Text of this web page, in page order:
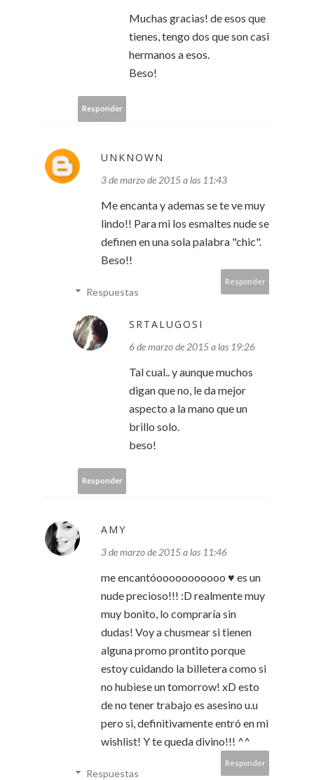
Muchas gracias! de esos que
tienes, tengo dos que son casi
hermanos a esos.
Beso!
Responder
UNKNOWN
3 de marzo de 2015 a las 11:43
Me encanta y ademas se te ve muy
lindo!! Para mi los esmaltes nude se
definen en una sola palabra "chic".
Beso!!
Responder
Respuestas
SRTALUGOSI
6 de marzo de 2015 a las 19:26
Tal cual.. y aunque muchos
digan que no, le da mejor
aspecto a la mano que un
brillo solo.
beso!
Responder
AMY
3 de marzo de 2015 a las 11:46
me encantóooooooooooo ♥ es un
nude precioso!!! :D realmente muy
muy bonito, lo compraría sin
dudas! Voy a chusmear si tienen
alguna promo prontito porque
estoy cuidando la billetera como si
no hubiese un tomorrow! xD esto
de no tener trabajo es asesino u.u
pero si, definitivamente entró en mi
wishlist! Y te queda divino!!! ^^
Responder
Respuestas